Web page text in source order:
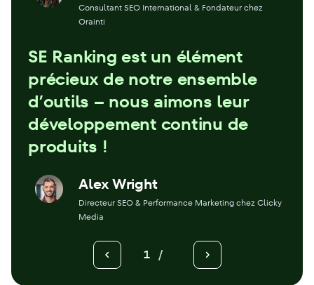
Consultant SEO International & Fondateur chez
Orainti
SE Ranking est un élément
précieux de notre ensemble
d’outils – nous aimons leur
développement continu de
produits !
Alex Wright
Directeur SEO & Performance Marketing chez Clicky
Media
1 /